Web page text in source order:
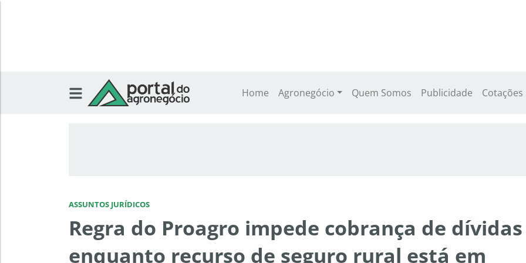
Home Agronegócio Quem Somos Publicidade Cotações
ASSUNTOS JURÍDICOS
Regra do Proagro impede cobrança de dívidas
enquanto recurso de seguro rural está em